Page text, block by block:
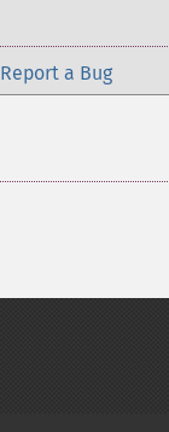
Report a Bug